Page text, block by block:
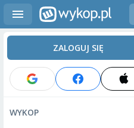
ZALOGUJ SIĘ
WYKOP